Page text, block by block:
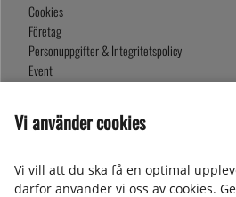
Cookies
Företag
Personuppgifter & Integritetspolicy
Event
Presentkort
Vi använder cookies
Vi vill att du ska få en optimal
därför använder vi oss av cookies.